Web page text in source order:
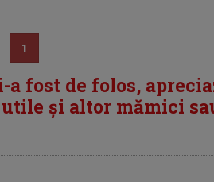
1
fost de folos,
și altor mămici